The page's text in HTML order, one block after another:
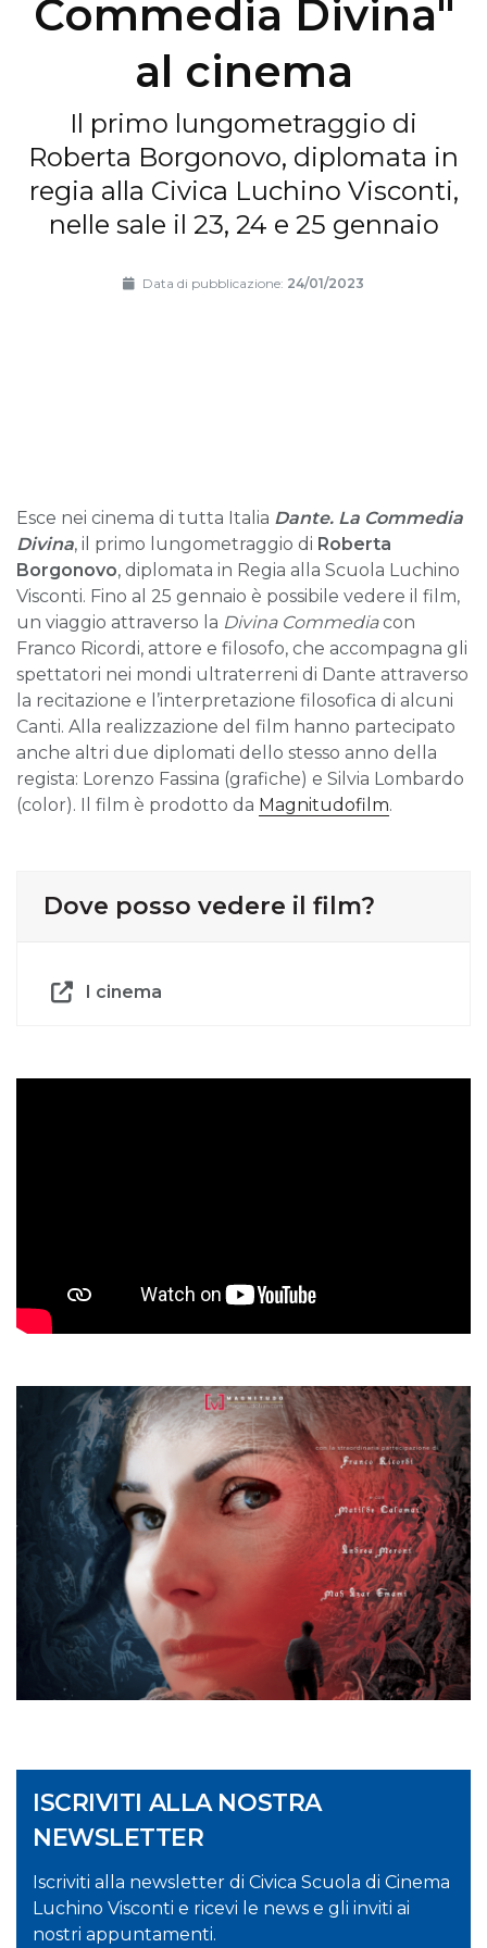
Commedia Divina"
al cinema
Il primo lungometraggio di
Roberta Borgonovo, diplomata in
regia alla Civica Luchino Visconti,
nelle sale il 23, 24 e 25 gennaio
Data di pubblicazione: 24/01/2023
Esce nei cinema di tutta Italia Dante. La Commedia
Divina, il primo lungometraggio di Roberta
Borgonovo, diplomata in Regia alla Scuola Luchino
Visconti. Fino al 25 gennaio è possibile vedere il film,
un viaggio attraverso la Divina Commediacon
Franco Ricordi, attore e filosofo, che accompagna gli
spettatori nei mondi ultraterreni di Dante attraverso
la recitazione e l’interpretazione filosofica di alcuni
Canti. Alla realizzazione del film hanno partecipato
anche altri due diplomati dello stesso anno della
regista: Lorenzo Fassina (grafiche) e Silvia Lombardo
(color). Il film è prodotto da Magnitudofilm.
Dove posso vedere il film?
I cinema
ISCRIVITI ALLA NOSTRA
NEWSLETTER
Iscriviti alla newsletter di Civica Scuola di Cinema
Luchino Visconti e ricevi le news e gli inviti ai
nostri appuntamenti.